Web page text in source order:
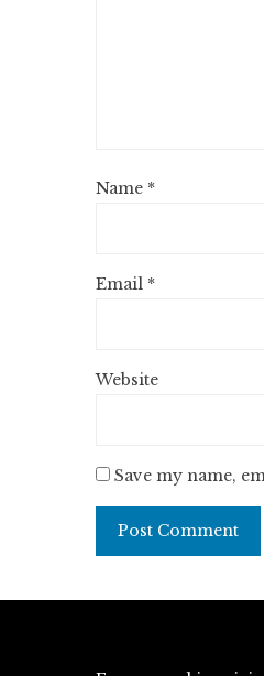
Name *
Email *
Website
Save my name,